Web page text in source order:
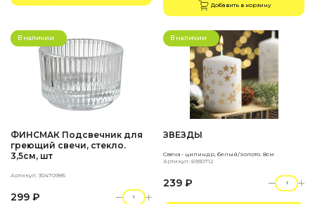
Добавить в корзину
В наличии
ФИНСМАК Подсвечник для
греющий свечи, стекло.
3,5см, шт
Артикул: 30470985
299 ₽
В наличии
ЗВЕЗДЫ
Свеча - цилиндр, белый/золото. 8см
Артикул: 6930712
239 ₽